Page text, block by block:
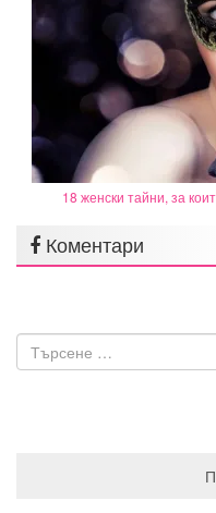
18 женски тайни, за
Коментари